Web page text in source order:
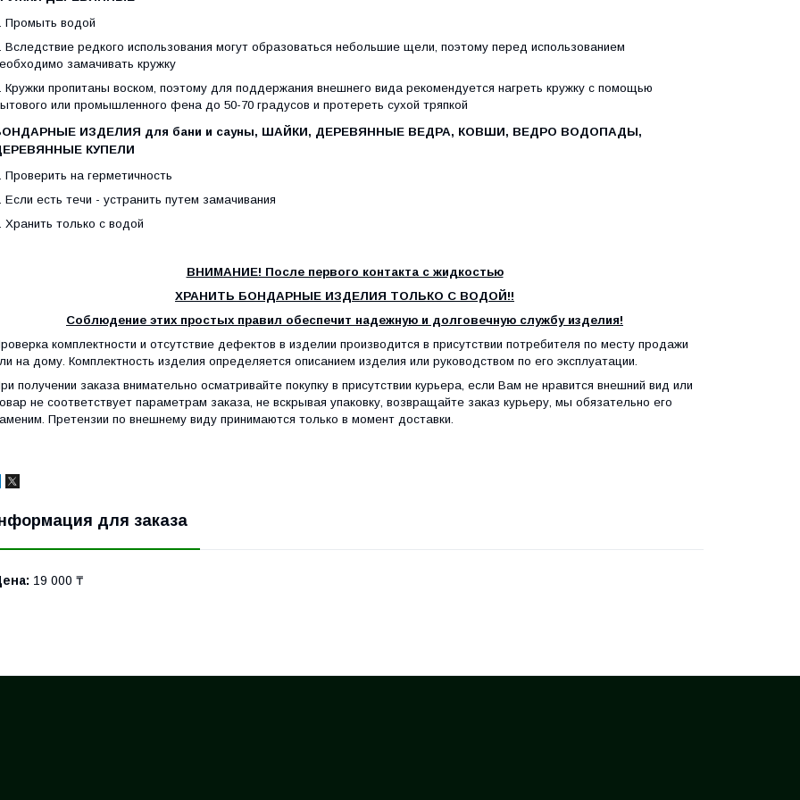
Промыть водой
Вследствие редкого использования могут образоваться небольшие щели, поэтому перед использованием
замачивать кружку
Кружки пропитаны воском, поэтому для поддержания внешнего вида рекомендуется нагреть кружку с помощью
или промышленного фена до 50-70 градусов и протереть сухой тряпкой
ИЗДЕЛИЯ для бани и сауны, ШАЙКИ, ДЕРЕВЯННЫЕ ВЕДРА, КОВШИ, ВЕДРО ВОДОПАДЫ,
КУПЕЛИ
Проверить на герметичность
Если есть течи - устранить путем замачивания
Хранить только с водой
ВНИМАНИЕ! После первого контакта с жидкостью
ХРАНИТЬ БОНДАРНЫЕ ИЗДЕЛИЯ ТОЛЬКО С ВОДОЙ!!
Соблюдение этих простых правил обеспечит надежную и долговечную службу изделия!
комплектности и отсутствие дефектов в изделии производится в присутствии потребителя по месту продажи
на дому. Комплектность изделия определяется описанием изделия или руководством по его эксплуатации.
получении заказа внимательно осматривайте покупку в присутствии курьера, если Вам не нравится внешний вид или
не соответствует параметрам заказа, не вскрывая упаковку, возвращайте заказ курьеру, мы обязательно его
Претензии по внешнему виду принимаются только в момент доставки.
для заказа
19 000 ₸